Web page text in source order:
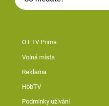
O FTV Prima
Volná místa
Reklama
HbbTV
Podmínky užívání